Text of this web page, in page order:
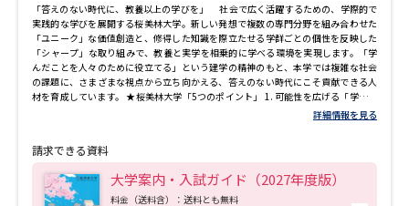
「答えのない時代に、教養以上の学びを」 社会で広く活躍するための、学際的で
実践的な学びを展開する桜美林大学。新しい発想で複数の専門分野を組み合わせた
「ユニーク」な価値創造と、修得した知識を際立たせる学群ごとの個性を反映した
「シャープ」な取り組みで、教養と実学を相乗的に学べる環境を実現します。「学
んだことを人々のために役立てる」という建学の精神のもと、本学では複雑な社会
の課題に、さまざまな視点から立ち向かえる、答えのない時代にこそ貢献できる人
材を育成しています。 ★桜美林大学「5つのポイント」 1. 可能性を広げる「学び」
のしくみ 桜美林大学には、人文・社会・自然の学問領域を超えて幅広く学びなが
ら専門性を高める「リベラルアーツ系」と夢や目標に向かって専門知識を学びスキ
「学群制」は、特定の分野だけではなく、隣接した学問分野を集め、1つの学群で関
連する分野を横断的に学ぶことを可能にします。この広い学問分野を柔軟に結びつ
け学ぶ制度が「メジャー・マイナー制度」です。一人ひとりの興味関心から「自分
の学び」をデザインすることを大切にしつつ、専門性を深めたり、広い視野を養う
詳細情報を見る
請求できる資料
大学案内・入試ガイド（2027年度版）
料金（送料含）：送料とも無料